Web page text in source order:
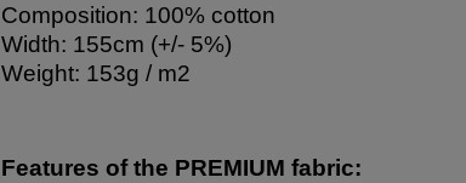
Composition: 100% cotton
Width: 155cm (+/- 5%)
Weight: 153g / m2
Features of the PREMIUM fabric: